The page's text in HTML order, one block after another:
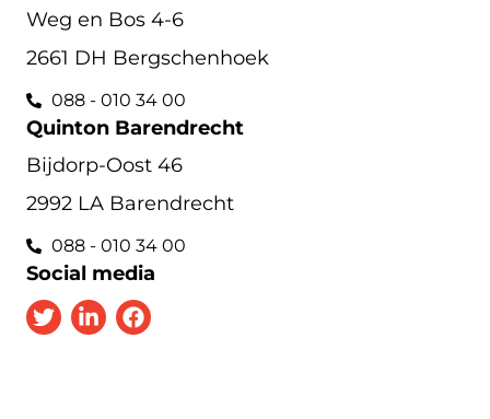
Weg en Bos 4-6
2661 DH Bergschenhoek
088 - 010 34 00
Quinton Barendrecht
Bijdorp-Oost 46
2992 LA Barendrecht
088 - 010 34 00
Social media